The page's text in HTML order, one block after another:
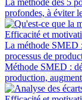
profondes, à éviter
Efficacité et
La méthode SMED
processus de
Méthode SMED :
production,